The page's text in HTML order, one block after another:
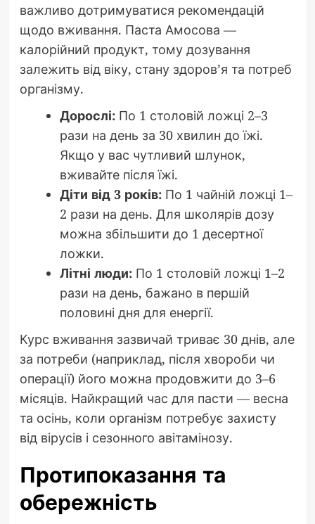
важливо дотримуватися рекомендацій
щодо вживання. Паста Амосова —
калорійний продукт, тому дозування
залежить від віку, стану здоров’я та потреб
організму.
Дорослі:По 1 столовій ложці 2–3
рази на день за 30 хвилин до їжі.
Якщо у вас чутливий шлунок,
вживайте після їжі.
Діти від 3 років:По 1 чайній ложці 1–
2 рази на день. Для школярів дозу
можна збільшити до 1 десертної
ложки.
Літні люди:По 1 столовій ложці 1–2
рази на день, бажано в першій
половині дня для енергії.
Курс вживання зазвичай триває 30 днів, але
за потреби (наприклад, після хвороби чи
операції) його можна продовжити до 3–6
місяців. Найкращий час для пасти — весна
та осінь, коли організм потребує захисту
від вірусів і сезонного авітамінозу.
Протипоказання та
обережність